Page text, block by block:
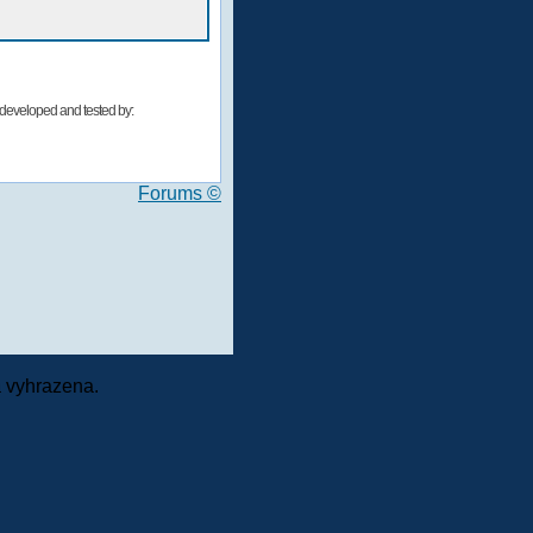
and tested by:
Forums ©
vyhrazena.